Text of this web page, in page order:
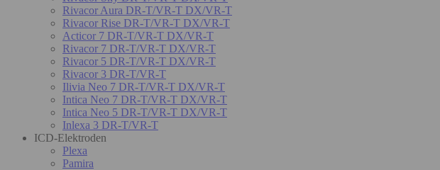
Rivacor Aura DR-T/VR-T DX/VR-T
Rivacor Rise DR-T/VR-T DX/VR-T
Acticor 7 DR-T/VR-T DX/VR-T
Rivacor 7 DR-T/VR-T DX/VR-T
Rivacor 5 DR-T/VR-T DX/VR-T
Rivacor 3 DR-T/VR-T
Ilivia Neo 7 DR-T/VR-T DX/VR-T
Intica Neo 7 DR-T/VR-T DX/VR-T
Intica Neo 5 DR-T/VR-T DX/VR-T
Inlexa 3 DR-T/VR-T
ICD-Elektroden
Plexa
Pamira